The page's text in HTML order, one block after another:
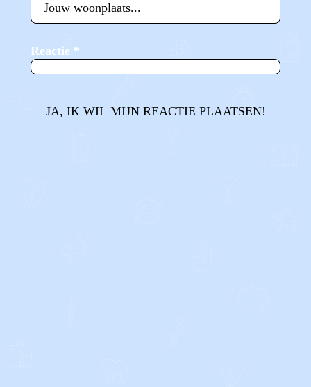
Reactie *
JA, IK WIL MIJN REACTIE PLAATSEN!